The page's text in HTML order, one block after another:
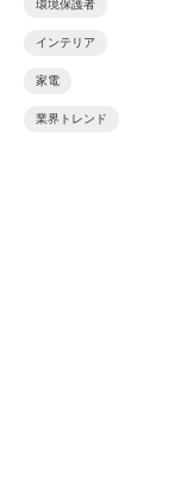
環境保護者
インテリア
家電
業界トレンド